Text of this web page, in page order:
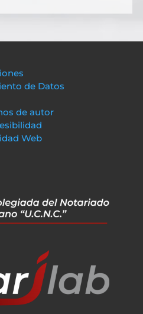
de Datos
de autor
Web